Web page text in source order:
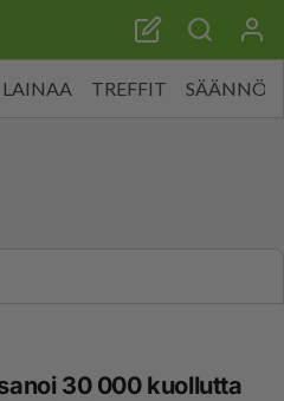
LAINAA TREFFIT SÄÄNNÖT
30 000 kuollutta